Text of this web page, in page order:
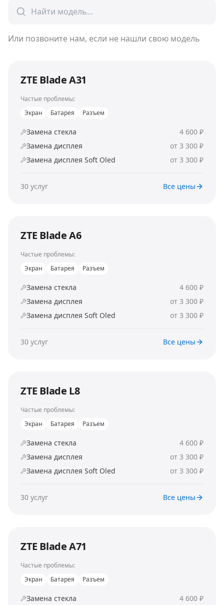
Или позвоните нам, если не нашли свою модель
ZTE Blade A31
Частые проблемы:
Экран
Батарея Разъем
Замена стекла
4 600 ₽
Замена дисплея
от 3 300 ₽
Замена дисплея Soft Oled
от 3 300 ₽
30 услуг Все цены
ZTE Blade A6
Частые проблемы:
Экран
Батарея Разъем
Замена стекла
4 600 ₽
Замена дисплея
от 3 300 ₽
Замена дисплея Soft Oled
от 3 300 ₽
30 услуг Все цены
ZTE Blade L8
Частые проблемы:
Экран
Батарея Разъем
Замена стекла
4 600 ₽
Замена дисплея
от 3 300 ₽
Замена дисплея Soft Oled
от 3 300 ₽
30 услуг Все цены
ZTE Blade A71
Частые проблемы:
Экран
Батарея Разъем
Замена стекла 4 600 ₽